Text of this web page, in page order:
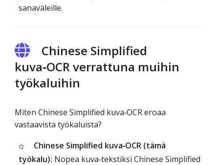
sanaväleille.
Chinese Simplified
kuva‑OCR verrattuna muihin
työkaluihin
Miten Chinese Simplified kuva‑OCR eroaa
vastaavista työkaluista?
Chinese Simplified kuva‑OCR (tämä
työkalu): Nopea kuva‑tekstiksi Chinese Simplified